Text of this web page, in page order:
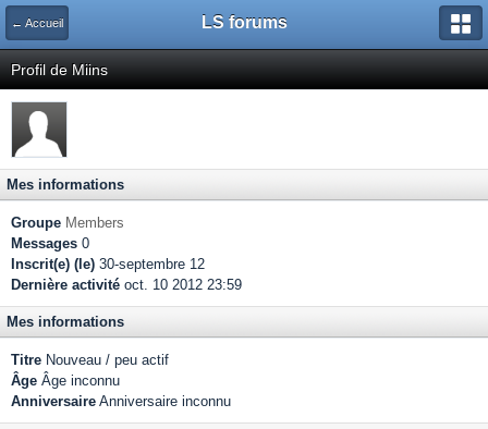
← Accueil LS forums
Profil de Miins
Mes informations
Groupe Members
Messages 0
Inscrit(e) (le) 30-septembre 12
Dernière activité oct. 10 2012 23:59
Mes informations
Titre Nouveau / peu actif
Âge Âge inconnu
Anniversaire Anniversaire inconnu